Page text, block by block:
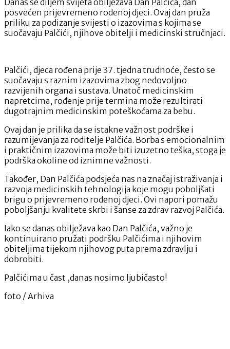
Palčića:
Danas
nosimo
ljubičasto
posvećen prijevremeno rođenoj djeci. Ovaj dan pruža
priliku za podizanje svijesti o izazovima s kojima se
suočavaju Palčići, njihove obitelji i medicinski stručnjaci.
Palčići, djeca rođena prije 37. tjedna trudnoće, često se
suočavaju s raznim izazovima zbog nedovoljno
razvijenih organa i sustava. Unatoč medicinskim
napretcima, rođenje prije termina može rezultirati
dugotrajnim medicinskim poteškoćama za bebu.
Ovaj dan je prilika da se istakne važnost podrške i
razumijevanja za roditelje Palčića. Borba s emocionalnim
i praktičnim izazovima može biti izuzetno teška, stoga je
podrška okoline od iznimne važnosti.
Također, Dan Palčića podsjeća nas na značaj istraživanja i
razvoja medicinskih tehnologija koje mogu poboljšati
brigu o prijevremeno rođenoj djeci. Ovi napori pomažu
poboljšanju kvalitete skrbi i šanse za zdrav razvoj Palčića.
Iako se danas obilježava kao Dan Palčića, važno je
kontinuirano pružati podršku Palčićima i njihovim
obiteljima tijekom njihovog puta prema zdravlju i
dobrobiti.
Palčićima u čast ,danas nosimo ljubičasto!
foto / Arhiva